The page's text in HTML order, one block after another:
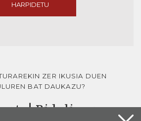
HARPIDETU
ZER IKUSIA DUEN
BAT DAUKAZU?
Bidali zure